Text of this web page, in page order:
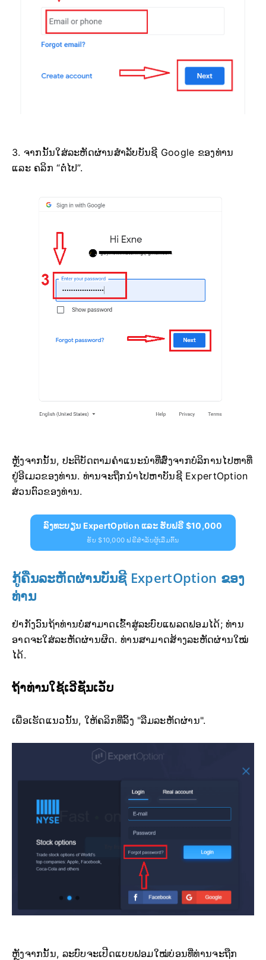
3. ຈາກນັ້ນໃສ່ລະຫັດຜ່ານສຳລັບບັນຊີ Google ຂອງທ່ານ
ແລະ ຄລິກ “ຕໍ່ໄປ”.
ຫຼັງຈາກນັ້ນ, ປະຕິບັດຕາມຄຳແນະນຳທີ່ສົ່ງຈາກບໍລິການໄປຫາທີ່
ຢູ່ອີເມວຂອງທ່ານ. ທ່ານຈະຖືກນຳໄປຫາບັນຊີ ExpertOption
ສ່ວນຕົວຂອງທ່ານ.
ລົງທະບຽນ ExpertOption ແລະ ຮັບຟຣີ $10,000
ຮັບ $10,000 ຟຣີສຳລັບຜູ້ເລີ່ມຕົ້ນ
ກູ້ຄືນລະຫັດຜ່ານບັນຊີ ExpertOption ຂອງ
ທ່ານ
ຢ່າກັງວົນຖ້າທ່ານບໍ່ສາມາດເຂົ້າສູ່ລະບົບແພລດຟອມໄດ້; ທ່ານ
ອາດຈະໃສ່ລະຫັດຜ່ານຜິດ. ທ່ານສາມາດສ້າງລະຫັດຜ່ານໃໝ່
ໄດ້.
ຖ້າທ່ານໃຊ້ເວີຊັນເວັບ
ເພື່ອເຮັດແນວນັ້ນ, ໃຫ້ຄລິກທີ່ລິ້ງ "ລືມລະຫັດຜ່ານ".
ຫຼັງຈາກນັ້ນ, ລະບົບຈະເປີດແບບຟອມໃໝ່ບ່ອນທີ່ທ່ານຈະຖືກ